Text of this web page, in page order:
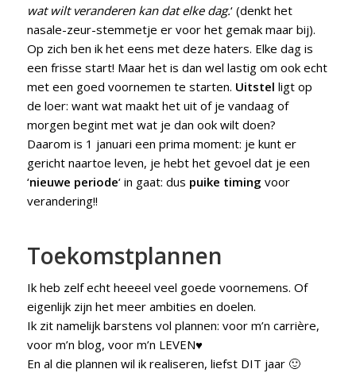
wat wilt veranderen kan dat elke dag.‘ (denkt het
nasale-zeur-stemmetje er voor het gemak maar bij).
Op zich ben ik het eens met deze haters. Elke dag is
een frisse start! Maar het is dan wel lastig om ook echt
met een goed voornemen te starten. Uitstel ligt op
de loer: want wat maakt het uit of je vandaag of
morgen begint met wat je dan ook wilt doen?
Daarom is 1 januari een prima moment: je kunt er
gericht naartoe leven, je hebt het gevoel dat je een
‘nieuwe periode‘ in gaat: dus puike timing voor
verandering!!
Toekomstplannen
Ik heb zelf echt heeeel veel goede voornemens. Of
eigenlijk zijn het meer ambities en doelen.
Ik zit namelijk barstens vol plannen: voor m’n carrière,
voor m’n blog, voor m’n LEVEN♥
En al die plannen wil ik realiseren, liefst DIT jaar 🙂